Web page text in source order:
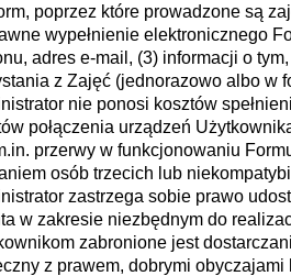
poprzez które prowadzone są
wypełnienie elektronicznego
adres e-mail, (3) informacji o
z Zajęć (jednorazowo albo w
nie ponosi kosztów
połączenia urządzeń
przerwy w funkcjonowaniu
osób trzecich lub
zastrzega sobie prawo
w zakresie niezbędnym do
zabronione jest
z prawem, dobrymi